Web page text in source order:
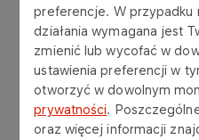
preferencje. W przypadku
działania wymagana jest
zmienić lub wycofać w
ustawienia preferencji w
otworzyć w dowolnym
prywatności.
oraz więcej informacji
Zawarcie nowych umów
zagwarantować
usług transportowych,
wymierne korzyści
postępowaniu są
dotychczas